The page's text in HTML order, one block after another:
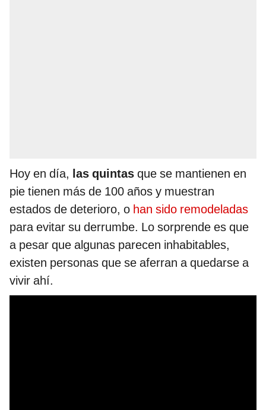
Hoy en día, las quintas que se mantienen en
pie tienen más de 100 años y muestran
estados de deterioro, o han sido remodeladas
para evitar su derrumbe. Lo sorprende es que
a pesar que algunas parecen inhabitables,
existen personas que se aferran a quedarse a
vivir ahí.